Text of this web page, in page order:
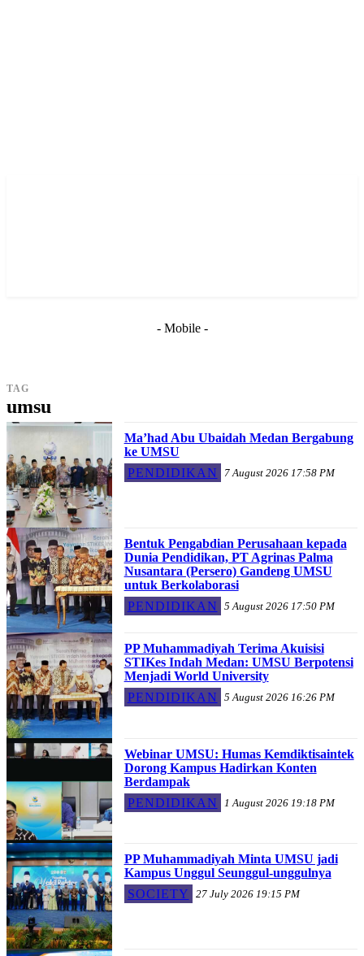
- Mobile -
TAG
umsu
Ma’had Abu Ubaidah Medan Bergabung
ke UMSU
PENDIDIKAN
7 August 2026 17:58 PM
Bentuk Pengabdian Perusahaan kepada
Dunia Pendidikan, PT Agrinas Palma
Nusantara (Persero) Gandeng UMSU
untuk Berkolaborasi
PENDIDIKAN
5 August 2026 17:50 PM
PP Muhammadiyah Terima Akuisisi
STIKes Indah Medan: UMSU Berpotensi
Menjadi World University
PENDIDIKAN
5 August 2026 16:26 PM
Webinar UMSU: Humas Kemdiktisaintek
Dorong Kampus Hadirkan Konten
Berdampak
PENDIDIKAN
1 August 2026 19:18 PM
PP Muhammadiyah Minta UMSU jadi
Kampus Unggul Seunggul-unggulnya
SOCIETY
27 July 2026 19:15 PM